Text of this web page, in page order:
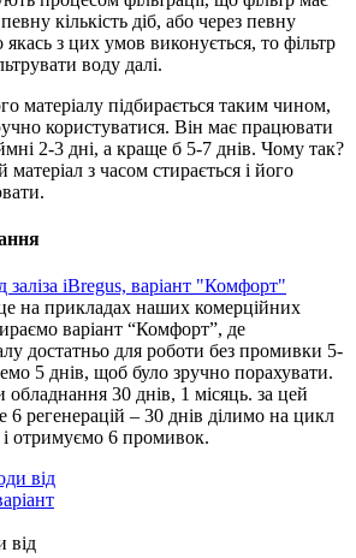
кількість діб, або через певну
якась з цих умов виконується, то фільтр
воду далі.
матеріалу підбирається таким чином,
користуватися. Він має працювати
2-3 дні, а краще б 5-7 днів. Чому так?
з часом стирається і його
на прикладах наших комерційних
варіант “Комфорт”, де
достатньо для роботи без промивки 5-
5 днів, щоб було зручно порахувати.
обладнання 30 днів, 1 місяць. за цей
6 регенерацій – 30 днів ділимо на цикл
і отримуємо 6 промивок.
від